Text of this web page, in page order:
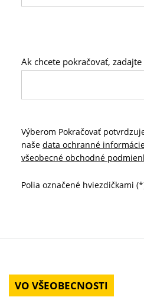
Ak chcete pokračovať,
Výberom Pokračovať
naše data ochranné
všeobecné obchodné
Polia označené hviezdičkami
VO VŠEOBECNOSTI